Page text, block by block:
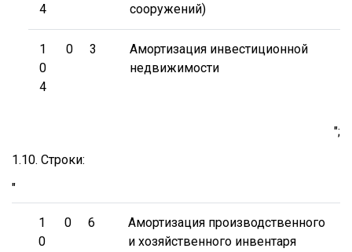
4
сооружений)
1
0
4
0 3
Амортизация инвестиционной
недвижимости
";
1.10. Строки:
"
1
0
0 6
Амортизация производственного
и хозяйственного инвентаря